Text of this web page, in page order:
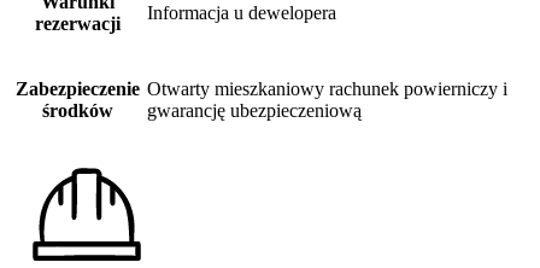
rezerwacji
Informacja u dewelopera
Zabezpieczenie
środków
Otwarty mieszkaniowy rachunek powierniczy i
gwarancję ubezpieczeniową